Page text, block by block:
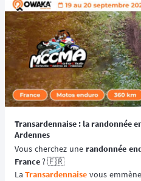
📆 Prochaines dates : du 3 au 10
Transardennaise : la randonnée
Ardennes
Vous cherchez une randonnée
France ? 🇫🇷
La Transardennaise vous